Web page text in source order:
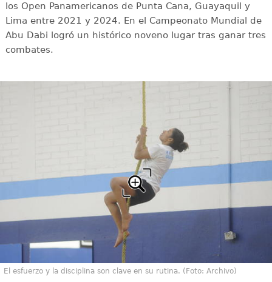
los Open Panamericanos de Punta Cana, Guayaquil y
Lima entre 2021 y 2024. En el Campeonato Mundial de
Abu Dabi logró un histórico noveno lugar tras ganar tres
combates.
El esfuerzo y la disciplina son clave en su rutina. (Foto: Archivo)